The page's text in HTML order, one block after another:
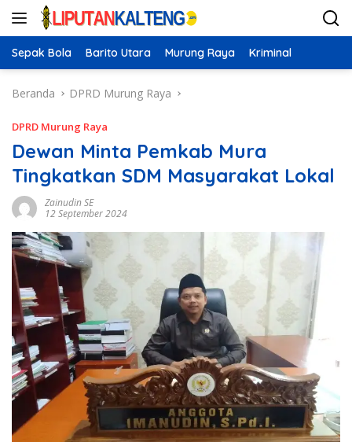
Langsung
Sepak Bola Barito Utara Murung Raya Kriminal
Beranda DPRD Murung Raya
DPRD Murung Raya
Dewan Minta Pemkab Mura
Tingkatkan SDM Masyarakat Lokal
Zainudin SE
12 September 2024